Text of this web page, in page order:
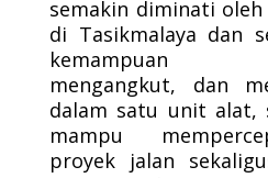
semakin diminati
di Tasikmalaya dan
kemampuan
mengangkut, dan
dalam satu unit alat,
mampu
proyek jalan